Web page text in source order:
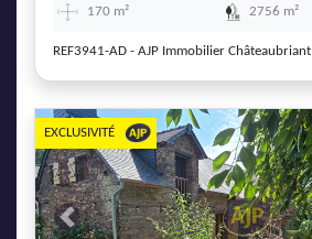
170 m² 2756 m²
REF3941-AD - AJP Immobilier Châteaubriant
Previous
EXCLUSIVITÉ